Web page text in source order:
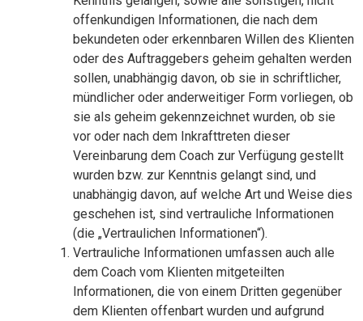
offenkundigen Informationen, die nach dem
bekundeten oder erkennbaren Willen des Klienten
oder des Auftraggebers geheim gehalten werden
sollen, unabhängig davon, ob sie in schriftlicher,
mündlicher oder anderweitiger Form vorliegen, ob
sie als geheim gekennzeichnet wurden, ob sie
vor oder nach dem Inkrafttreten dieser
Vereinbarung dem Coach zur Verfügung gestellt
wurden bzw. zur Kenntnis gelangt sind, und
unabhängig davon, auf welche Art und Weise dies
geschehen ist, sind vertrauliche Informationen
(die „Vertraulichen Informationen“).
Vertrauliche Informationen umfassen auch alle
dem Coach vom Klienten mitgeteilten
Informationen, die von einem Dritten gegenüber
dem Klienten offenbart wurden und aufgrund